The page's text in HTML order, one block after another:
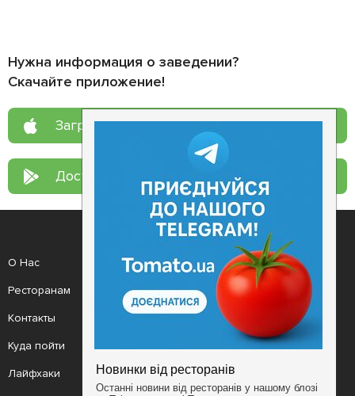
Нужна информация о заведении?
Скачайте приложение!
Загрузите в App Store
Доступно в Google Play
О Нас
Ресторанам
Контакты
Куда пойти
Лайфхаки
Рецепт дня
Новости
Анонсы
Мобильное приложение